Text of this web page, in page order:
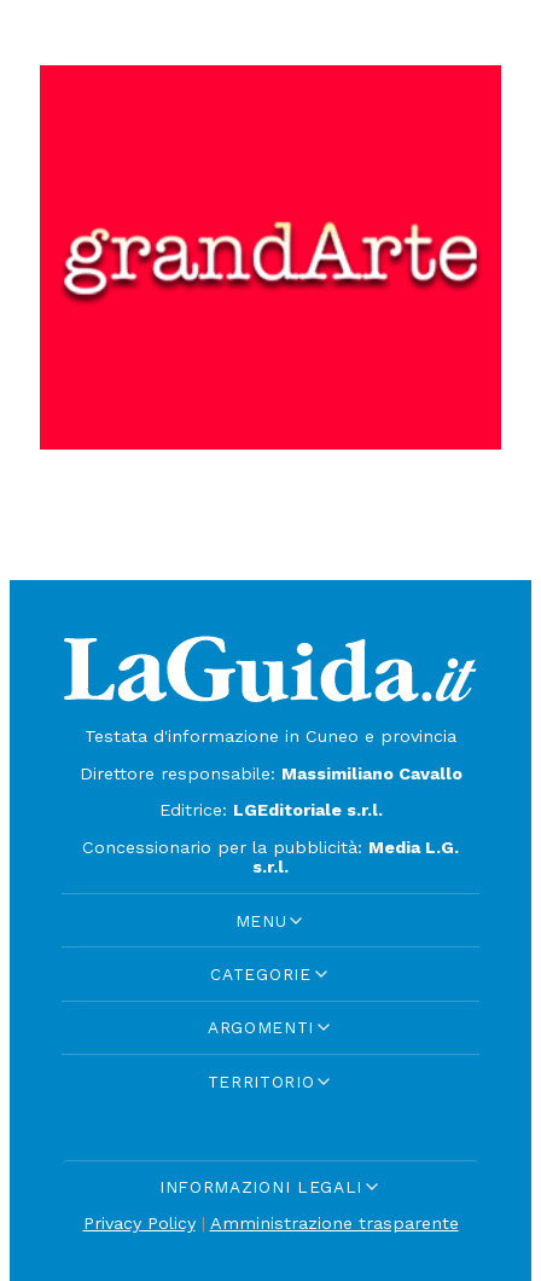
Testata d'informazione in Cuneo e provincia
Direttore responsabile: Massimiliano Cavallo
Editrice: LGEditoriale s.r.l.
Concessionario per la pubblicità: Media L.G.
s.r.l.
MENU
CATEGORIE
ARGOMENTI
TERRITORIO
INFORMAZIONI LEGALI
Privacy Policy| Amministrazione trasparente